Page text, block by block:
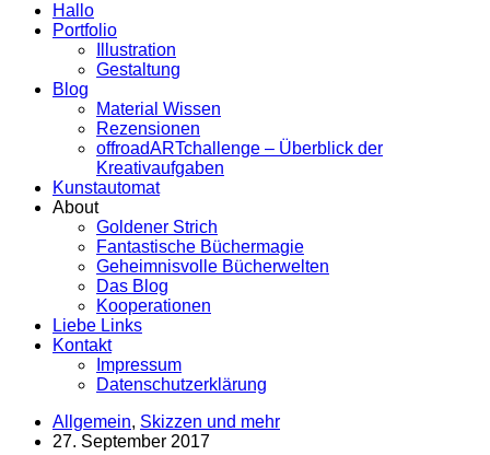
Hallo
Portfolio
Illustration
Gestaltung
Blog
Material Wissen
Rezensionen
offroadARTchallenge – Überblick der
Kreativaufgaben
Kunstautomat
About
Goldener Strich
Fantastische Büchermagie
Geheimnisvolle Bücherwelten
Das Blog
Kooperationen
Liebe Links
Kontakt
Impressum
Datenschutzerklärung
Allgemein, Skizzen und mehr
27. September 2017